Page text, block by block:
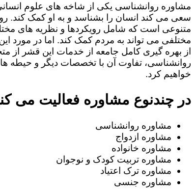
مشاوره روانشناسی یکی از شاخه های علوم
سعی می کند انسان را بشناسد و به او کمک کند.
متنوعی است که شامل رویکردها و نظریه های
مختلفی می تواند به مردم کمک کند. اما در مورد
از بهره گیری کامل جامعه از خدمات این قشر از
روانشناسی، تفاوت آن با تخصصات دیگر و حیطه
خواهیم کرد.
در چندنوع مشاوره فعالیت می
مشاوره روانشناسی
مشاوره ازدواج
مشاوره خانواده
مشاوره تربیت کودک و نوجوان
مشاوره ترک اعتیاد
مشاوره جنسی